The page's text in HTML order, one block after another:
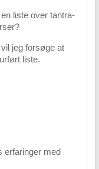
liste over tantra-
jeg forsøge at
liste.
erfaringer med